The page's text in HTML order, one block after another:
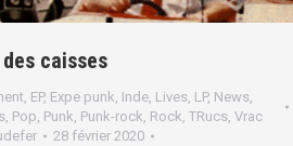
des caisses
, EP, Expe punk, Inde, Lives, LP, News,
, Pop, Punk, Punk-rock, Rock, TRucs, Vrac
28 février 2020